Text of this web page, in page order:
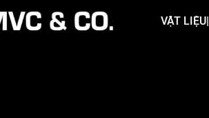
VẬT LIỆU|